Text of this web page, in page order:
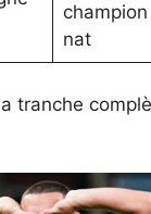
champion
nat
tranche